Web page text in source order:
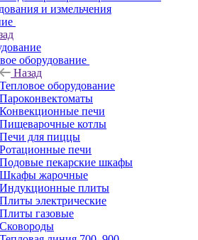
и измельчения
оборудование
Назад
Тепловое оборудование
Пароконвектоматы
Конвекционные печи
Пищеварочные котлы
Печи для пиццы
Ротационные печи
Подовые пекарские шкафы
Шкафы жарочные
Индукционные плиты
Плиты электрические
Плиты газовые
Сковороды